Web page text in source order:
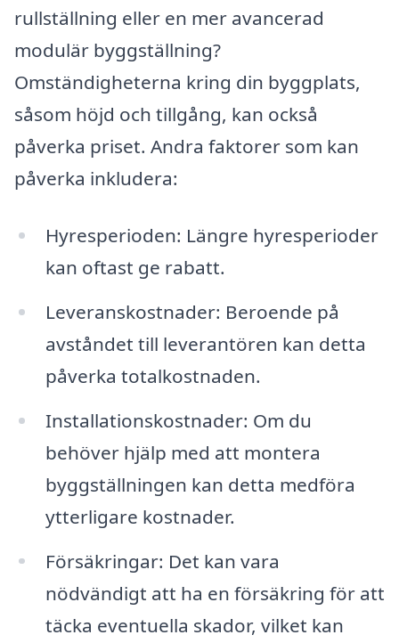
rullställning eller en mer avancerad
modulär byggställning?
Omständigheterna kring din byggplats,
såsom höjd och tillgång, kan också
påverka priset. Andra faktorer som kan
påverka inkludera:
Hyresperioden: Längre hyresperioder
kan oftast ge rabatt.
Leveranskostnader: Beroende på
avståndet till leverantören kan detta
påverka totalkostnaden.
Installationskostnader: Om du
behöver hjälp med att montera
byggställningen kan detta medföra
ytterligare kostnader.
Försäkringar: Det kan vara
nödvändigt att ha en försäkring för att
täcka eventuella skador, vilket kan